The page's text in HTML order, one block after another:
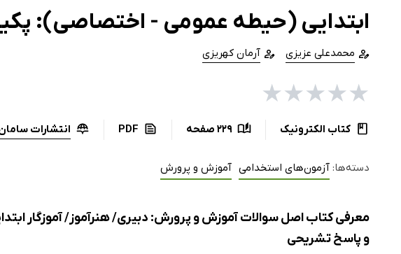
ابتدایی (حیطه عمومی - اختصاصی):
محمدعلی عزیزی آرمان کهریزی
★
★
★
★
★
کتاب الکترونیک 229 صفحه PDF انتشارات
دسته‌ها: آزمون‌های استخدامی آموزش و پرورش
معرفی کتاب اصل سوالات آموزش و پرورش: دبیری/ هنرآموز/ آموزگار
و پاسخ تشریحی